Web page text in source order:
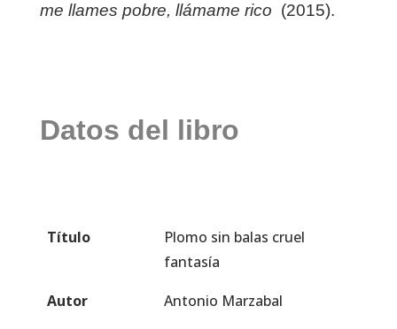
me llames pobre, llámame rico (2015).
Datos del libro
Título
Plomo sin balas cruel
fantasía
Autor
Antonio Marzabal